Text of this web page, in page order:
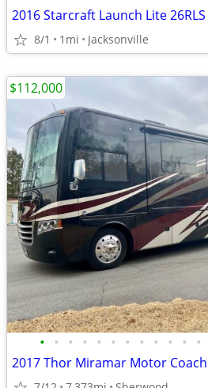
2016 Starcraft Launch Lite 26RLS
8/1 1mi Jacksonville
• • • • • • • • • • • •
2017 Thor Miramar Motor Coach
$112,000